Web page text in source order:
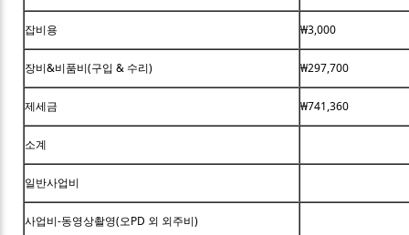
잡비용 ₩3,000
장비&비품비(구입 & 수리) ₩297,700
제세금 ₩741,360
소계
일반사업비
사업비-동영상촬영(오PD 외 외주비)